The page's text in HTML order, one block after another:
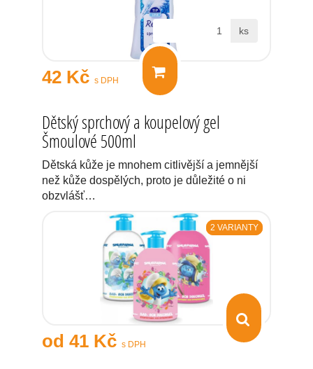
42 Kč s DPH
ks
Dětský sprchový a koupelový gel
Šmoulové 500ml
Dětská kůže je mnohem citlivější a jemnější
než kůže dospělých, proto je důležité o ni
obzvlášť…
2 VARIANTY
od 41 Kč s DPH